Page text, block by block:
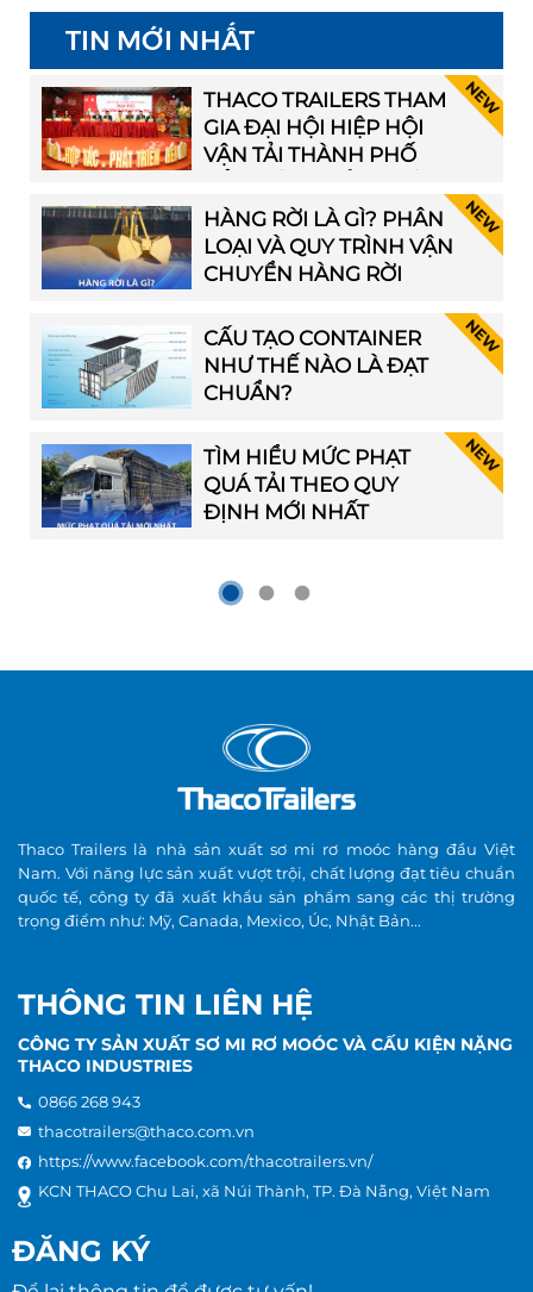
TIN MỚI NHẤT
THACO TRAILERS THAM
GIA ĐẠI HỘI HIỆP HỘI
VẬN TẢI THÀNH PHỐ
HÀNG RỜI LÀ GÌ? PHÂN
LOẠI VÀ QUY TRÌNH VẬN
CHUYỂN HÀNG RỜI
CẤU TẠO CONTAINER
NHƯ THẾ NÀO LÀ ĐẠT
CHUẨN?
TÌM HIỂU MỨC PHẠT
QUÁ TẢI THEO QUY
ĐỊNH MỚI NHẤT
Thaco Trailers là nhà sản xuất sơ mi rơ moóc hàng đầu Việt
Nam. Với năng lực sản xuất vượt trội, chất lượng đạt tiêu chuẩn
quốc tế, công ty đã xuất khẩu sản phẩm sang các thị trường
trọng điểm như: Mỹ, Canada, Mexico, Úc, Nhật Bản...
THÔNG TIN LIÊN HỆ
CÔNG TY SẢN XUẤT SƠ MI RƠ MOÓC VÀ CẤU KIỆN NẶNG
THACO INDUSTRIES
0866 268 943
thacotrailers@thaco.com.vn
https://www.facebook.com/thacotrailers.vn/
KCN THACO Chu Lai, xã Núi Thành, TP. Đà Nẵng, Việt Nam
ĐĂNG KÝ